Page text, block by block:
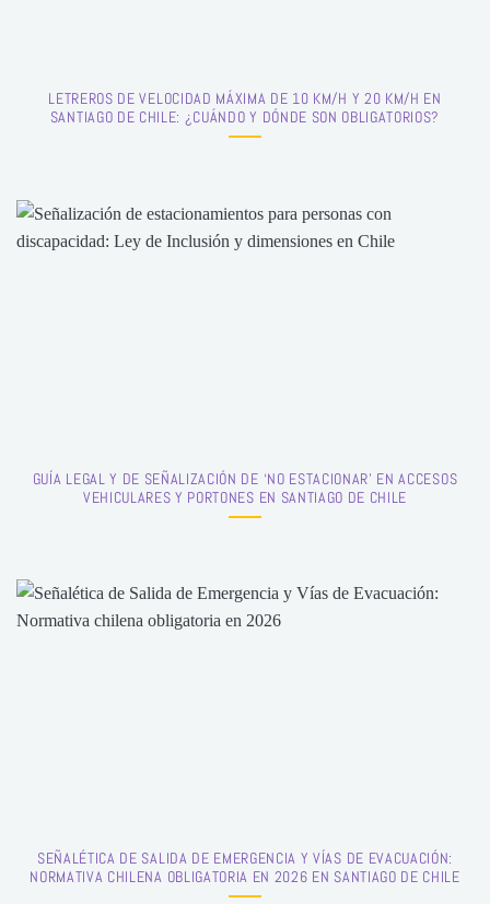
LETREROS DE VELOCIDAD MÁXIMA DE 10 KM/H Y 20 KM/H EN
SANTIAGO DE CHILE: ¿CUÁNDO Y DÓNDE SON OBLIGATORIOS?
GUÍA LEGAL Y DE SEÑALIZACIÓN DE ‘NO ESTACIONAR’ EN ACCESOS
VEHICULARES Y PORTONES EN SANTIAGO DE CHILE
SEÑALÉTICA DE SALIDA DE EMERGENCIA Y VÍAS DE EVACUACIÓN:
NORMATIVA CHILENA OBLIGATORIA EN 2026 EN SANTIAGO DE CHILE